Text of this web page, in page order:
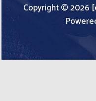
Copyright © 2026